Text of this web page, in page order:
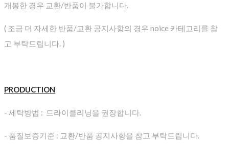
개봉한 경우 교환/반품이 불가합니다.
( 조금 더 자세한 반품/교환 공지사항의 경우 noice 카테고리를 참
고 부탁드립니다. )
PRODUCTION
- 세탁방법 : 드라이클리닝을 권장합니다.
- 품질보증기준 : 교환/반품 공지사항을 참고 부탁드립니다.